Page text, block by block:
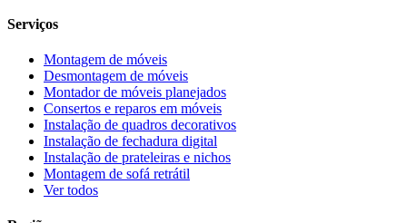
Serviços
Montagem de móveis
Desmontagem de móveis
Montador de móveis planejados
Consertos e reparos em móveis
Instalação de quadros decorativos
Instalação de fechadura digital
Instalação de prateleiras e nichos
Montagem de sofá retrátil
Ver todos